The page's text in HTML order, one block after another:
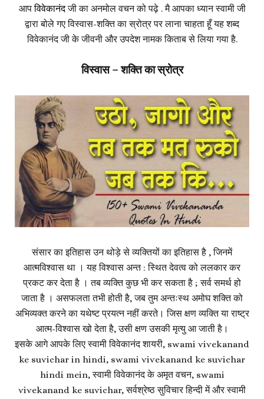
आपविवेकानंदजी का अनमोल वचन को पढ़े . मै आपका ध्यान स्वामी जी
द्वारा बोले गए विस्वास-शक्ति का स्रोत्र पर लाना चाहता हूँ यह शब्द
विवेकानंद जी केजीवनी और उपदेश नामक किताब से लिया गया है.
विस्वास – शक्ति का स्रोत्र
संसार का इतिहास उन थोड़े से व्यक्तियों का इतिहास है , जिनमें
आत्मविश्वास था । यह विश्वास अन्त : स्थित देवत्व को ललकार कर
प्रकट कर देता है । तब व्यक्ति कुछ भी कर सकता है ; सर्व समर्थ हो
जाता है । असफलता तभी होती है, जब तुम अन्तःस्थ अमोघ शक्ति को
अभिव्यक्त करने का यथेष्ट प्रयत्न नहीं करते। जिस क्षण व्यक्ति या राष्ट्र
आत्म-विश्वास खो देता है, उसी क्षण उसकी मृत्यु आ जाती है।
इसके आगे आपके लिए स्वामी विवेकानंद शायरी, swami vivekanand
ke suvichar in hindi, swami vivekanand ke suvichar
hindi mein, स्वामी विवेकानंद के अमृत वचन, swami
vivekanand ke suvichar, सर्वश्रेष्ठ सुविचार हिन्दी में और स्वामी